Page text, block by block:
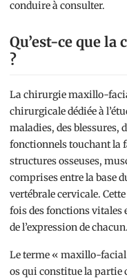
conduire à consulter.
Qu’est-ce que
?
La chirurgie maxillo-
chirurgicale dédiée à
maladies, des blessures,
fonctionnels touchant la
structures osseuses,
comprises entre la base
vertébrale cervicale.
fois des fonctions vitales
de l’expression de chacun.
Le terme « maxillo-
os qui constitue la partie